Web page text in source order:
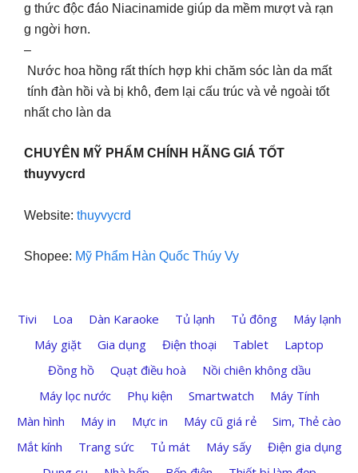
g thức độc đáo Niacinamide giúp da mềm mượt và rạn
g ngời hơn.
–
Nước hoa hồng rất thích hợp khi chăm sóc làn da mất
tính đàn hồi và bị khô, đem lại cấu trúc và vẻ ngoài tốt
nhất cho làn da
CHUYÊN MỸ PHẨM CHÍNH HÃNG GIÁ TỐT
thuyvycrd
Website: thuyvycrd
Shopee: Mỹ Phẩm Hàn Quốc Thúy Vy
Tivi Loa Dàn Karaoke Tủ lạnh Tủ đông
Máy lạnh
Máy giặt
Gia dụng Điện thoại Tablet
Laptop
Đồng hồ
Quạt điều hoà
Nồi chiên không dầu
Máy lọc nước
Phụ kiện Smartwatch
Máy Tính
Màn hình
Máy in Mực in Máy cũ giá rẻ
Sim, Thẻ cào
Mắt kính
Trang sức Tủ mát Máy sấy
Điện gia dụng